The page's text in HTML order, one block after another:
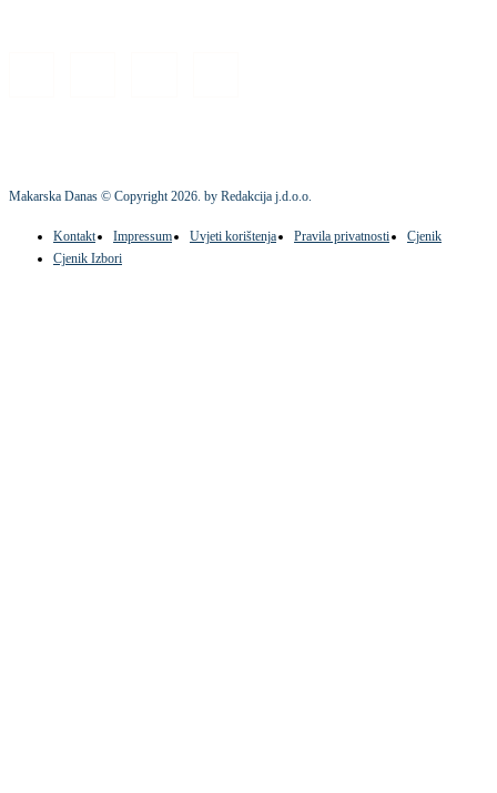
Makarska Danas © Copyright2026. by Redakcija j.d.o.o.
Kontakt Impressum Uvjeti korištenja Pravila privatnosti
Cjenik
Cjenik Izbori